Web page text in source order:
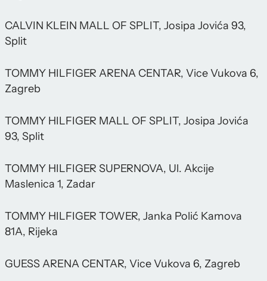
CALVIN KLEIN MALL OF SPLIT, Josipa Jovića 93,
Split
TOMMY HILFIGER ARENA CENTAR, Vice Vukova 6,
Zagreb
TOMMY HILFIGER MALL OF SPLIT, Josipa Jovića
93, Split
TOMMY HILFIGER SUPERNOVA, Ul. Akcije
Maslenica 1, Zadar
TOMMY HILFIGER TOWER, Janka Polić Kamova
81A, Rijeka
GUESS ARENA CENTAR, Vice Vukova 6, Zagreb